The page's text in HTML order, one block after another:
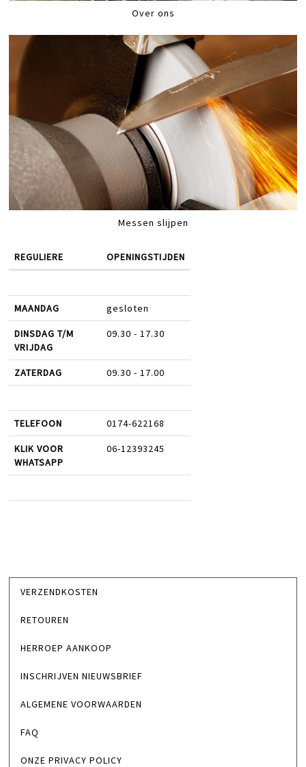
Over ons
Messen slijpen
REGULIERE OPENINGSTIJDEN
MAANDAG gesloten
DINSDAG T/M
VRIJDAG
09.30 - 17.30
ZATERDAG 09.30 - 17.00
TELEFOON 0174-622168
KLIK VOOR
WHATSAPP
06-12393245
VERZENDKOSTEN
RETOUREN
HERROEP AANKOOP
INSCHRIJVEN NIEUWSBRIEF
ALGEMENE VOORWAARDEN
FAQ
ONZE PRIVACY POLICY